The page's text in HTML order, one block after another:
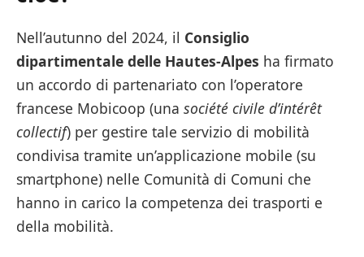
Nell’autunno del 2024, il Consiglio
dipartimentale delle Hautes-Alpes ha firmato
un accordo di partenariato con l’operatore
francese Mobicoop (una société civile d’intérêt
collectif) per gestire tale servizio di mobilità
condivisa tramite un’applicazione mobile (su
smartphone) nelle Comunità di Comuni che
hanno in carico la competenza dei trasporti e
della mobilità.